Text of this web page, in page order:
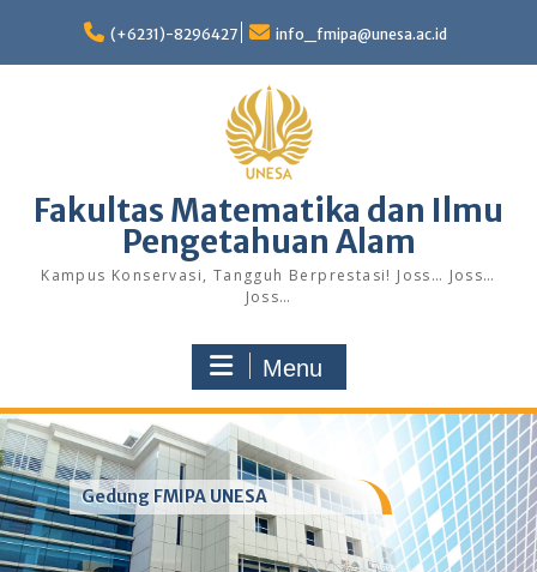
content
(+6231)-8296427 info_fmipa@unesa.ac.id
Fakultas Matematika dan Ilmu
Pengetahuan Alam
Kampus Konservasi, Tangguh Berprestasi! Joss… Joss…
Joss…
Menu
Gedung FMIPA UNESA